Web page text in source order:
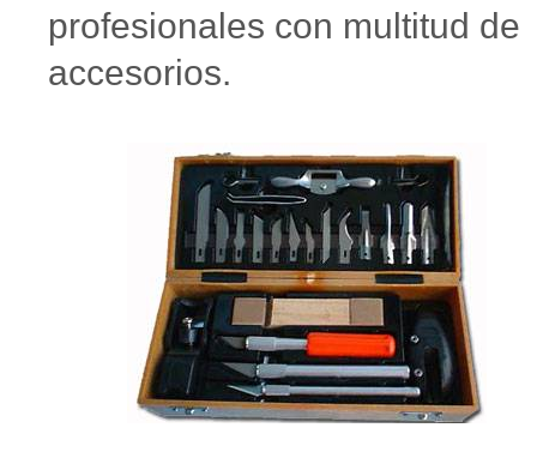
profesionales con multitud de
accesorios.